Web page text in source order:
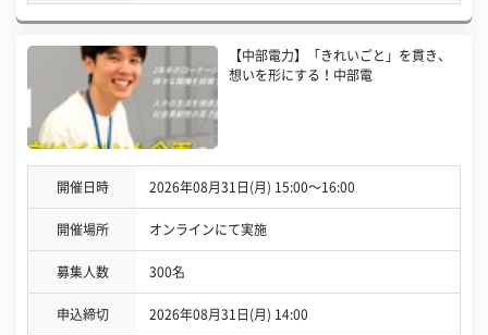
【中部電力】「きれいごと」を貫き、
想いを形にする！中部電
開催日時 2026年08月31日(月) 15:00〜16:00
開催場所 オンラインにて実施
募集人数 300名
申込締切 2026年08月31日(月) 14:00